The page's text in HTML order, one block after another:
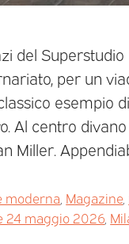
del
per un
esempio
Al centro
Miller.
moderna Magazine,
24 maggio 2026